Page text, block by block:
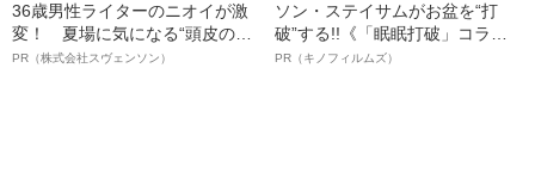
36歳男性ライターのニオイが激
変！ 夏場に気になる“頭皮のニ
オイ”や“ベタつき”を解消す
PR（株式会社スヴェンソン）
ソン・ステイサムがお盆を“打
破”する!!《「眠眠打破」コラ
ボ》
PR（キノフィルムズ）